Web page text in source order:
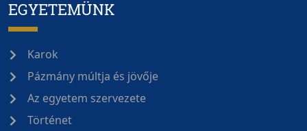
EGYETEMÜNK
Karok
Pázmány múltja és jövője
Az egyetem szervezete
Történet